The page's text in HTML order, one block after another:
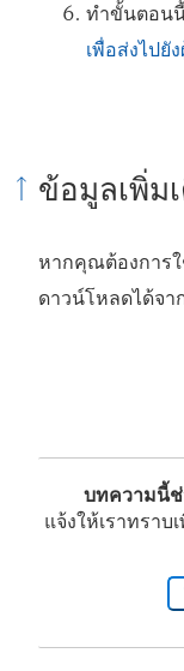
ทำขั้นตอน
เพื่อส่งไปยั
ข้อมูลเพิ่ม
หากคุณต้องการ
ดาวน์โหลดได้จา
บทความนี้
แจ้งให้เราทราบ